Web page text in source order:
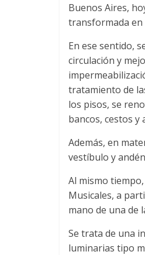
Buenos Aires,
transformada en
En ese sentido,
circulación y
tratamiento de
los pisos, se
bancos, cestos y
Además, en
vestíbulo y
Al mismo
Musicales, a
mano de una de
Se trata de una
luminarias tipo